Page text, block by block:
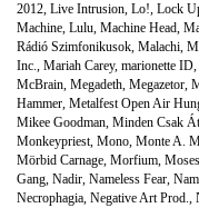
2012, Live Intrusion, Lo!, Lock
Machine, Lulu, Machine Head,
Rádió Szimfonikusok, Malachi,
Inc., Mariah Carey, marionette ID,
McBrain, Megadeth, Megazetor,
Hammer, Metalfest Open Air
Mikee Goodman, Minden Csak
Monkeypriest, Mono, Monte A.
Mörbid Carnage, Morfium, Moses
Gang, Nadir, Nameless Fear,
Necrophagia, Negative Art Prod.,